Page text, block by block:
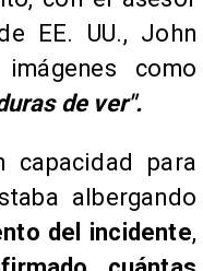
EE. UU., John
como
de ver".
capacidad para
albergando
del incidente,